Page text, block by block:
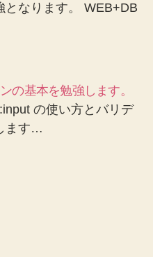
となります。 WEB+DB
の基本を勉強します。
の使い方とバリデ
ます…